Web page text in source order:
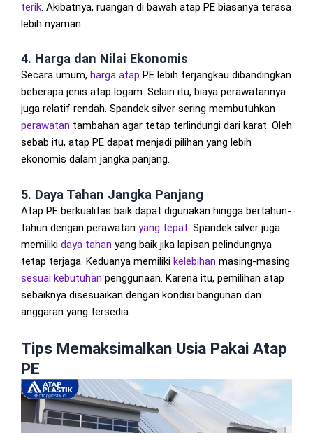
terik. Akibatnya, ruangan di bawah atap PE biasanya terasa
lebih nyaman.
4. Harga dan Nilai Ekonomis
Secara umum, harga atap PE lebih terjangkau dibandingkan
beberapa jenis atap logam. Selain itu, biaya perawatannya
juga relatif rendah. Spandek silver sering membutuhkan
perawatan tambahan agar tetap terlindungi dari karat. Oleh
sebab itu, atap PE dapat menjadi pilihan yang lebih
ekonomis dalam jangka panjang.
5. Daya Tahan Jangka Panjang
Atap PE berkualitas baik dapat digunakan hingga bertahun-
tahun dengan perawatan yang tepat . Spandek silver juga
memiliki daya tahan yang baik jika lapisan pelindungnya
tetap terjaga. Keduanya memiliki kelebihan masing-masing
sesuai kebutuhan penggunaan. Karena itu, pemilihan atap
sebaiknya disesuaikan dengan kondisi bangunan dan
anggaran yang tersedia.
Tips Memaksimalkan Usia Pakai Atap
PE